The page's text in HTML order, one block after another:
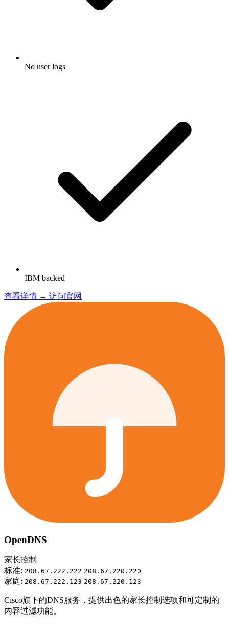
No user logs
IBM backed
查看详情 → 访问官网
OpenDNS
家长控制
标准: 208.67.222.222 208.67.220.220
家庭: 208.67.222.123 208.67.220.123
Cisco旗下的DNS服务，提供出色的家长控制选项和可定制的
内容过滤功能。